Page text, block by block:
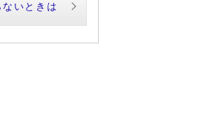
いときは